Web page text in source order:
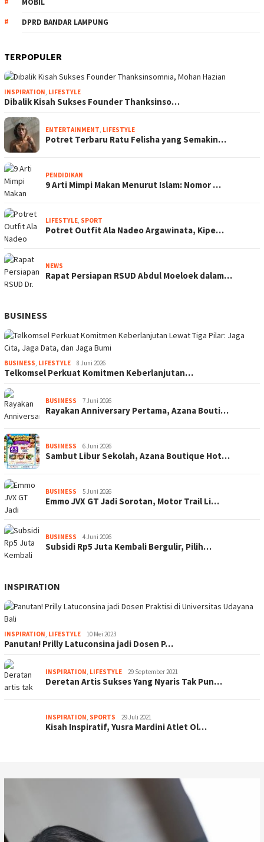
MOBIL
DPRD BANDAR LAMPUNG
TERPOPULER
INSPIRATION, LIFESTYLE
Dibalik Kisah Sukses Founder Thanksinso…
ENTERTAINMENT, LIFESTYLE
Potret Terbaru Ratu Felisha yang Semakin…
PENDIDIKAN
9 Arti Mimpi Makan Menurut Islam: Nomor …
LIFESTYLE, SPORT
Potret Outfit Ala Nadeo Argawinata, Kipe…
NEWS
Rapat Persiapan RSUD Abdul Moeloek dalam…
BUSINESS
BUSINESS, LIFESTYLE 8 Juni 2026
Telkomsel Perkuat Komitmen Keberlanjutan…
BUSINESS 7 Juni 2026
Rayakan Anniversary Pertama, Azana Bouti…
BUSINESS 6 Juni 2026
Sambut Libur Sekolah, Azana Boutique Hot…
BUSINESS 5 Juni 2026
Emmo JVX GT Jadi Sorotan, Motor Trail Li…
BUSINESS 4 Juni 2026
Subsidi Rp5 Juta Kembali Bergulir, Pilih…
INSPIRATION
INSPIRATION, LIFESTYLE 10 Mei 2023
Panutan! Prilly Latuconsina jadi Dosen P…
INSPIRATION, LIFESTYLE 29 September 2021
Deretan Artis Sukses Yang Nyaris Tak Pun…
INSPIRATION, SPORTS 29 Juli 2021
Kisah Inspiratif, Yusra Mardini Atlet Ol…